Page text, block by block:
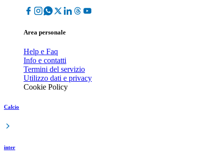
Area personale
Help e Faq
Info e contatti
Termini del servizio
Utilizzo dati e privacy
Cookie Policy
Calcio
inter